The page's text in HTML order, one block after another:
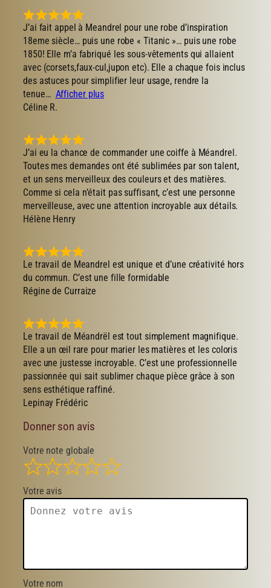
J’ai fait appel à Meandrel pour une robe d’inspiration
18eme siècle… puis une robe « Titanic »… puis une robe
1850! Elle m’a fabriqué les sous-vêtements qui allaient
avec (corsets,faux-cul,jupon etc). Elle a chaque fois inclus
des astuces pour simplifier leur usage, rendre la
tenue
Afficher plus
Céline R.
J’ai eu la chance de commander une coiffe à Méandrel.
Toutes mes demandes ont été sublimées par son talent,
et un sens merveilleux des couleurs et des matières.
Comme si cela n’était pas suffisant, c’est une personne
merveilleuse, avec une attention incroyable aux détails.
Hélène Henry
Le travail de Meandrel est unique et d’une créativité hors
du commun. C’est une fille formidable
Régine de Curraize
Le travail de Méandrël est tout simplement magnifique.
Elle a un œil rare pour marier les matières et les coloris
avec une justesse incroyable. C’est une professionnelle
passionnée qui sait sublimer chaque pièce grâce à son
sens esthétique raffiné.
Lepinay Frédéric
Donner son avis
Votre note globale
Votre avis
Votre nom